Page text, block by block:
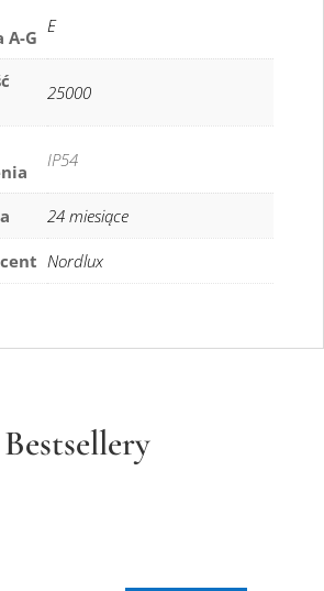
A-G
E
25000
IP54
24 miesiące
Nordlux
Bestsellery